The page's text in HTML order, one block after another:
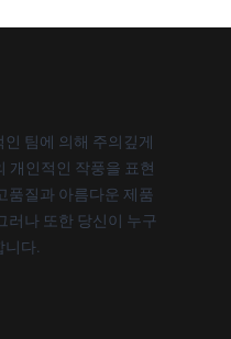
팀에 의해 주의깊게
개인적인 작풍을 표현
품질과 아름다운 제품
러나 또한 당신이 누구
다.